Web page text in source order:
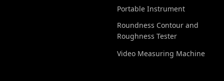
Portable Instrument
Roundness Contour and
Roughness Tester
Video Measuring Machine